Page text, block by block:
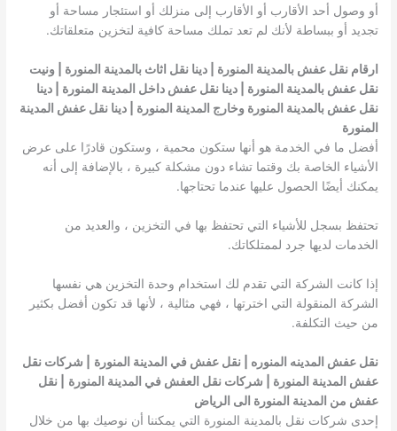
أو وصول أحد الأقارب أو الأقارب إلى منزلك أو استئجار مساحة أو
تجديد أو ببساطة لأنك لم تعد تملك مساحة كافية لتخزين متعلقاتك.
ارقام نقل عفش بالمدينة المنورة | دينا نقل اثاث بالمدينة المنورة | ونيت
نقل عفش بالمدينة المنورة | دينا نقل عفش داخل المدينة المنورة | دينا
نقل عفش بالمدينة المنورة وخارج المدينة المنورة | دينا نقل عفش المدينة
المنورة
أفضل ما في الخدمة هو أنها ستكون محمية ، وستكون قادرًا على عرض
الأشياء الخاصة بك وقتما تشاء دون مشكلة كبيرة ، بالإضافة إلى أنه
يمكنك أيضًا الحصول عليها عندما تحتاجها.
تحتفظ بسجل للأشياء التي تحتفظ بها في التخزين ، والعديد من
الخدمات لديها جرد لممتلكاتك.
إذا كانت الشركة التي تقدم لك استخدام وحدة التخزين هي نفسها
الشركة المنقولة التي اخترتها ، فهي مثالية ، لأنها قد تكون أفضل بكثير
من حيث التكلفة.
نقل عفش المدينه المنوره | نقل عفش في المدينة المنورة
| شركات نقل
عفش المدينة المنورة | شركات نقل العفش في المدينة المنورة
|نقل
عفش من المدينة المنورة الى الرياض
إحدى شركات نقل بالمدينة المنورة التي يمكننا أن نوصيك بها من خلال